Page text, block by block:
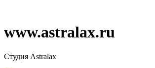
www.astralax.ru
Студия Astralax